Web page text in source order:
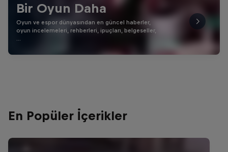
Bir Oyun Daha
Oyun ve espor dünyasından en güncel haberler,
oyun incelemeleri, rehberleri, ipuçları, belgeseller,
En Popüler İçerikler